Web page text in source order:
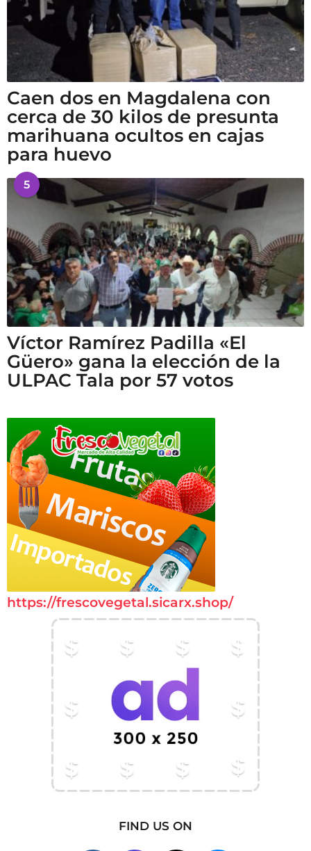
Caen dos en Magdalena con
cerca de 30 kilos de presunta
marihuana ocultos en cajas
para huevo
5
Víctor Ramírez Padilla «El
Güero» gana la elección de la
ULPAC Tala por 57 votos
https://frescovegetal.sicarx.shop/
FIND US ON